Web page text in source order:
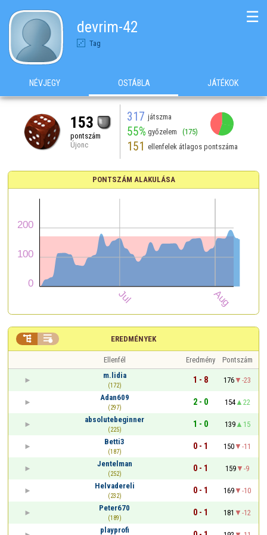
devrim-42
Tag
☰
NÉVJEGY OSTÁBLA JÁTÉKOK
153
pontszám
Újonc
317 játszma
55% győzelem (175)
151 ellenfelek átlagos pontszáma
PONTSZÁM ALAKULÁSA
EREDMÉNYEK
 
Ellenfél Eredmény
Pontszám
m.lidia
(172)
1 - 8 176
-23
Adan609
(297)
2 - 0 154
22
absolutebeginner
(225)
1 - 0 139
15
Betti3
(187)
0 - 1 150
-11
Jentelman
(252)
0 - 1 159
-9
Helvadereli
(232)
0 - 1 169
-10
Peter670
(189)
0 - 1 181
-12
playprofi